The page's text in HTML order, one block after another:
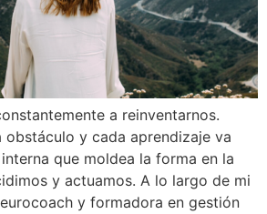
a reinventarnos.
obstáculo y cada aprendizaje va
que moldea la forma en la
y actuamos. A lo largo de mi
y formadora en gestión